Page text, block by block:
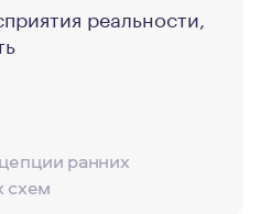
реальности,
ранних
схем